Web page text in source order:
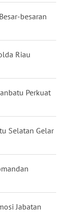
besaran
Riau
Perkuat
Selatan Gelar
Jabatan